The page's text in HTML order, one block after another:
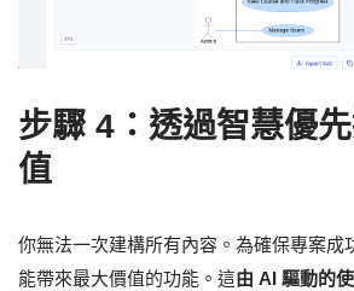
步驟 4：透過智慧優
值
你無法一次建構所有內容。為確保專案成
能帶來最大價值的功能。這由 AI 驅動的